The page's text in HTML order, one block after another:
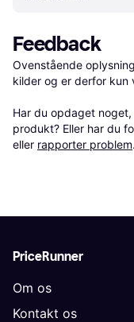
Feedback
Ovenstående
kilder og er derfor kun
Har du opdaget
produkt? Eller har du
eller rapporter problem.
PriceRunner
Om os
Kontakt os